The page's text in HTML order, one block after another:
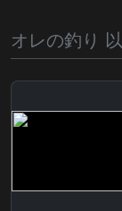
オレの釣り